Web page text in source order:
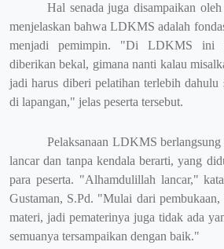
Hal senada juga disampaikan
menjelaskan bahwa LDKMS adalah
menjadi pemimpin. "Di LDKMS ini
diberikan bekal, gimana nanti kalau
jadi harus diberi pelatihan terlebih dahulu
di lapangan," jelas peserta tersebut.
Pelaksanaan LDKMS berlangsung
lancar dan tanpa kendala berarti, yang
para peserta. "Alhamdulillah lancar,"
Gustaman, S.Pd. "Mulai dari pembukaan,
materi, jadi pematerinya juga tidak ada
semuanya tersampaikan dengan baik."